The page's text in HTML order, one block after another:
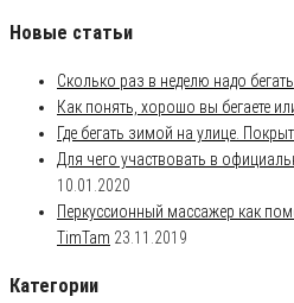
Новые статьи
Сколько раз в неделю надо бегать
Как понять, хорошо вы бегаете
Где бегать зимой на улице.
Для чего участвовать в
10.01.2020
Перкуссионный массажер как
TimTam 23.11.2019
Категории